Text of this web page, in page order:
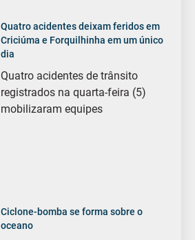
Quatro acidentes deixam feridos em
Criciúma e Forquilhinha em um único
dia
Quatro acidentes de trânsito
registrados na quarta-feira (5)
mobilizaram equipes
Ciclone-bomba se forma sobre o
oceano